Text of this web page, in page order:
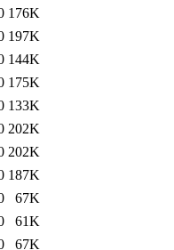
176K
197K
144K
175K
133K
202K
202K
187K
67K
61K
67K